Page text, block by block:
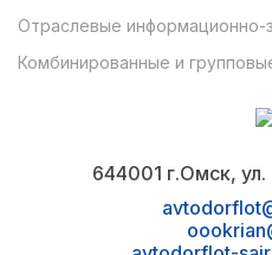
Отраслевые информационно-
Комбинированные и
644001 г.Омск,